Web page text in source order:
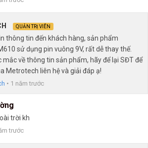
QUẢN TRỊ VIÊN
thông tin đến khách hàng, sản phẩm
sử dụng pin vuông 9V, rất dễ thay thế.
mắc về thông tin sản phẩm, hãy để lại SĐT để
Metrotech liên hệ và giải đáp ạ!
• 1 năm trước
trời kh
trước